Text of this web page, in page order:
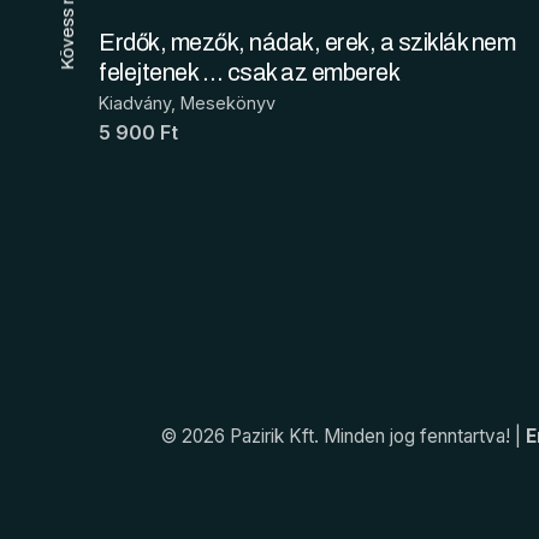
Erdők, mezők, nádak, erek, a sziklák nem
felejtenek … csak az emberek
Kiadvány Mesekönyv
5 900 Ft
© 2026 Pazirik Kft. Minden jog fenntartva! |